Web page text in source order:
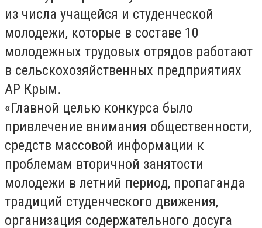
из числа учащейся и студенческой
молодежи, которые в составе 10
молодежных трудовых отрядов работают
в сельскохозяйственных предприятиях
АР Крым.
«Главной целью конкурса было
привлечение внимания общественности,
средств массовой информации к
проблемам вторичной занятости
молодежи в летний период, пропаганда
традиций студенческого движения,
организация содержательного досуга